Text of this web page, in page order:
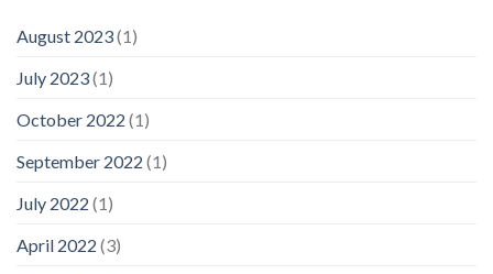
August 2023(1)
July 2023(1)
October 2022 (1)
September 2022 (1)
July 2022 (1)
April 2022 (3)